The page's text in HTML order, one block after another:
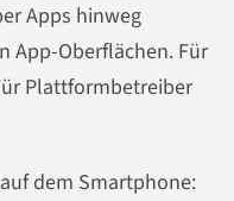
Apps hinweg
App-Oberflächen. Für
Plattformbetreiber
dem Smartphone: